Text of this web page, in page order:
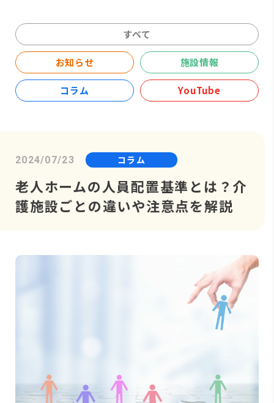
すべて
お知らせ 施設情報
コラム YouTube
2024/07/23 コラム
老人ホームの人員配置基準とは？介
護施設ごとの違いや注意点を解説